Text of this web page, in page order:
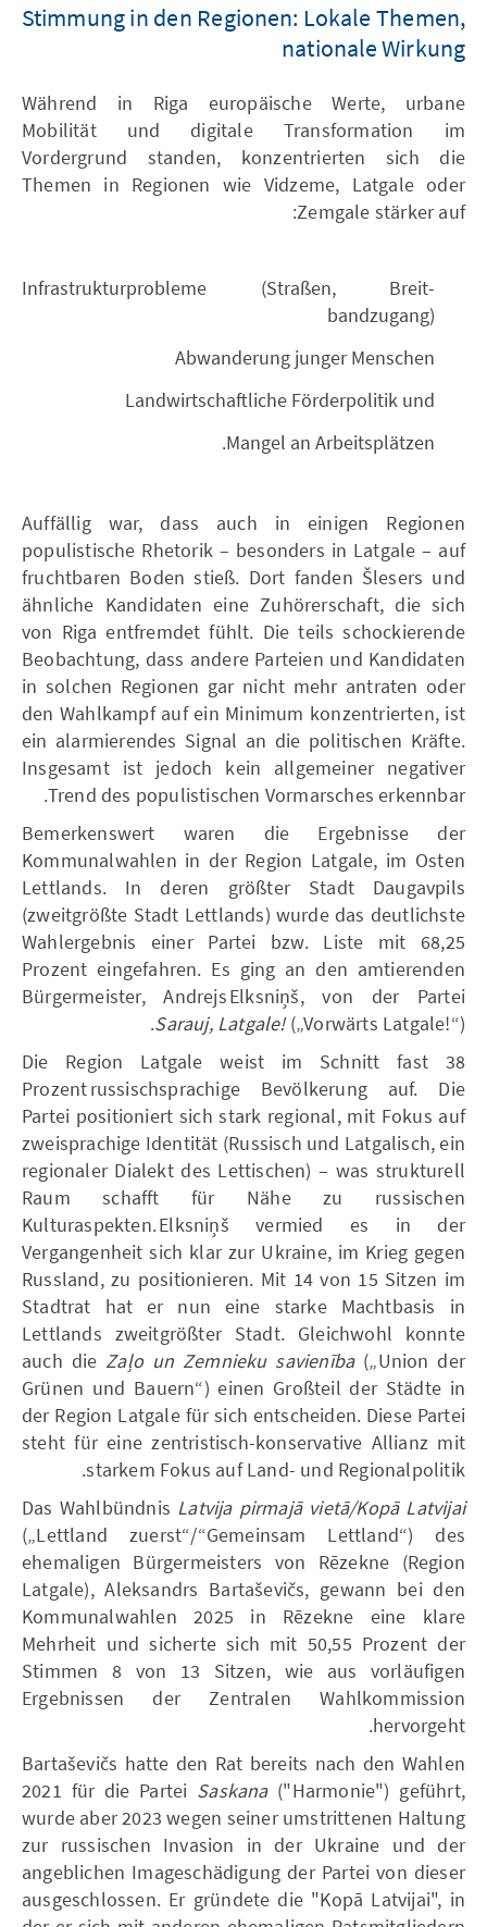
Stimmung in den Regionen: Lokale Themen,
nationale Wirkung
Während in Riga europäische Werte, urbane
Mobilität und digitale Transformation im
Vordergrund standen, konzentrierten sich die
Themen in Regionen wie Vidzeme, Latgale oder
Zemgale stärker auf:
Infrastrukturprobleme (Straßen, Breit-
bandzugang)
Abwanderung junger Menschen
Landwirtschaftliche Förderpolitik und
Mangel an Arbeitsplätzen.
Auffällig war, dass auch in einigen Regionen
populistische Rhetorik – besonders in Latgale – auf
fruchtbaren Boden stieß. Dort fanden Šlesers und
ähnliche Kandidaten eine Zuhörerschaft, die sich
von Riga entfremdet fühlt. Die teils schockierende
Beobachtung, dass andere Parteien und Kandidaten
in solchen Regionen gar nicht mehr antraten oder
den Wahlkampf auf ein Minimum konzentrierten, ist
ein alarmierendes Signal an die politischen Kräfte.
Insgesamt ist jedoch kein allgemeiner negativer
Trend des populistischen Vormarsches erkennbar.
Bemerkenswert waren die Ergebnisse der
Kommunalwahlen in der Region Latgale, im Osten
Lettlands. In deren größter Stadt Daugavpils
(zweitgrößte Stadt Lettlands) wurde das deutlichste
Wahlergebnis einer Partei bzw. Liste mit 68,25
Prozent eingefahren. Es ging an den amtierenden
Bürgermeister, Andrejs Elksniņš, von der Partei
Sarauj, Latgale!(„Vorwärts Latgale!“).
Die Region Latgale weist im Schnitt fast 38
Prozent russischsprachige Bevölkerung auf. Die
Partei positioniert sich stark regional, mit Fokus auf
zweisprachige Identität (Russisch und Latgalisch, ein
regionaler Dialekt des Lettischen) – was strukturell
Raum schafft für Nähe zu russischen
Kulturaspekten. Elksniņš vermied es in der
Vergangenheit sich klar zur Ukraine, im Krieg gegen
Russland, zu positionieren. Mit 14 von 15 Sitzen im
Stadtrat hat er nun eine starke Machtbasis in
Lettlands zweitgrößter Stadt. Gleichwohl konnte
auch die Zaļo un Zemnieku savienība(„Union der
Grünen und Bauern“) einen Großteil der Städte in
der Region Latgale für sich entscheiden. Diese Partei
steht für eine zentristisch-konservative Allianz mit
starkem Fokus auf Land- und Regionalpolitik.
Das Wahlbündnis Latvija pirmajā vietā/Kopā Latvijai
(„Lettland zuerst“/“Gemeinsam Lettland“) des
ehemaligen Bürgermeisters von Rēzekne (Region
Latgale), Aleksandrs Bartaševičs, gewann bei den
Kommunalwahlen 2025 in Rēzekne eine klare
Mehrheit und sicherte sich mit 50,55 Prozent der
Stimmen 8 von 13 Sitzen, wie aus vorläufigen
Ergebnissen der Zentralen Wahlkommission
hervorgeht.
Bartaševičs hatte den Rat bereits nach den Wahlen
2021 für die Partei Saskana("Harmonie") geführt,
wurde aber 2023 wegen seiner umstrittenen Haltung
zur russischen Invasion in der Ukraine und der
angeblichen Imageschädigung der Partei von dieser
ausgeschlossen. Er gründete die "Kopā Latvijai", in